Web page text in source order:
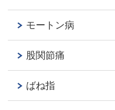
モートン病
股関節痛
ばね指